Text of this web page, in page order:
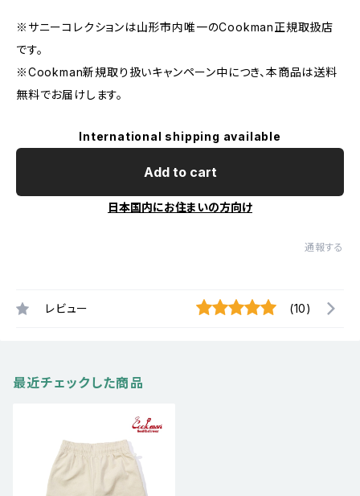
※サニーコレクションは山形市内唯一のCookman正規取扱店
です。
※Cookman新規取り扱いキャンペーン中につき、本商品は送料
無料でお届けします。
International shipping available
Add to cart
日本国内にお住まいの方向け
通報する
レビュー (10)
最近チェックした商品